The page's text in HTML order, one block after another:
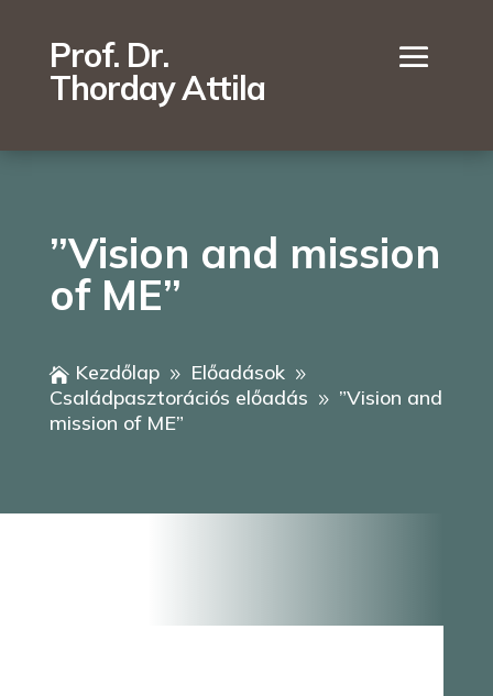
Prof. Dr.
Thorday Attila
”Vision and mission
of ME”
 Kezdőlap 9 Előadások 9
Családpasztorációs előadás 9 ”Vision and
mission of ME”